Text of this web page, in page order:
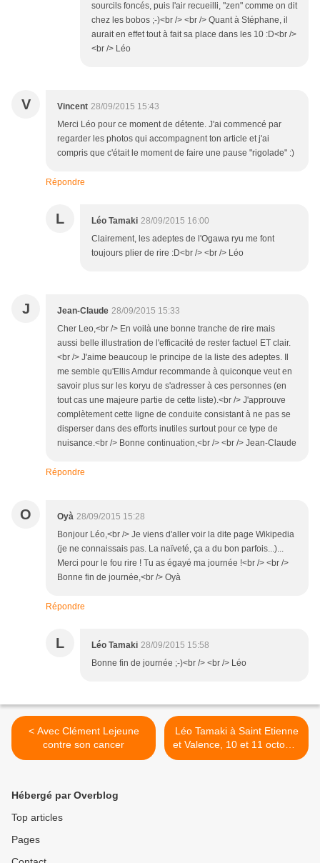
sourcils foncés, puis l'air recueilli, "zen" comme on dit
chez les bobos ;-)<br /> <br /> Quant à Stéphane, il
aurait en effet tout à fait sa place dans les 10 :D<br />
<br /> Léo
V Vincent 28/09/2015 15:43
Merci Léo pour ce moment de détente. J'ai commencé par
regarder les photos qui accompagnent ton article et j'ai
compris que c'était le moment de faire une pause "rigolade" :)
Répondre
L Léo Tamaki 28/09/2015 16:00
Clairement, les adeptes de l'Ogawa ryu me font
toujours plier de rire :D<br /> <br /> Léo
J Jean-Claude 28/09/2015 15:33
Cher Leo,<br /> En voilà une bonne tranche de rire mais
aussi belle illustration de l'efficacité de rester factuel ET clair.
<br /> J'aime beaucoup le principe de la liste des adeptes. Il
me semble qu'Ellis Amdur recommande à quiconque veut en
savoir plus sur les koryu de s'adresser à ces personnes (en
tout cas une majeure partie de cette liste).<br /> J'approuve
complètement cette ligne de conduite consistant à ne pas se
disperser dans des efforts inutiles surtout pour ce type de
nuisance.<br /> Bonne continuation,<br /> <br /> Jean-Claude
Répondre
O Oyà 28/09/2015 15:28
Bonjour Léo,<br /> Je viens d'aller voir la dite page Wikipedia
(je ne connaissais pas. La naïveté, ça a du bon parfois...)...
Merci pour le fou rire ! Tu as égayé ma journée !<br /> <br />
Bonne fin de journée,<br /> Oyà
Répondre
L Léo Tamaki 28/09/2015 15:58
Bonne fin de journée ;-)<br /> <br /> Léo
< Avec Clément Lejeune
contre son cancer
Léo Tamaki à Saint Etienne
et Valence, 10 et 11 octobre
>
Hébergé par Overblog
Top articles
Pages